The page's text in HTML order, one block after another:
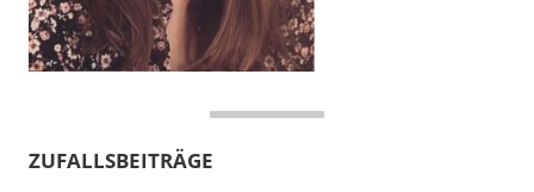
ZUFALLSBEITRÄGE